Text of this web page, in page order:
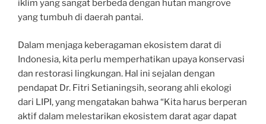
iklim yang sangat berbeda dengan hutan mangrove
yang tumbuh di daerah pantai.
Dalam menjaga keberagaman ekosistem darat di
Indonesia, kita perlu memperhatikan upaya konservasi
dan restorasi lingkungan. Hal ini sejalan dengan
pendapat Dr. Fitri Setianingsih, seorang ahli ekologi
dari LIPI, yang mengatakan bahwa “Kita harus berperan
aktif dalam melestarikan ekosistem darat agar dapat